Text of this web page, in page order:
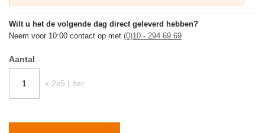
Wilt u het de volgende dag direct geleverd hebben?
Neem voor 10:00 contact op met (0)10 - 294 69 69
Aantal
x 2x5 Liter